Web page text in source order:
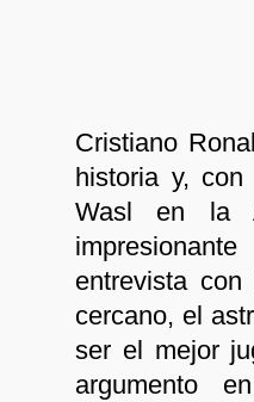
Cristiano
historia y,
Wasl en la
entrevista
cercano, el
ser el mejor
argumento